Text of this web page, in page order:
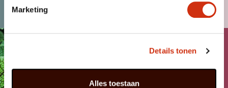
Marketing
Details tonen
Alles toestaan
KLANT WORDEN